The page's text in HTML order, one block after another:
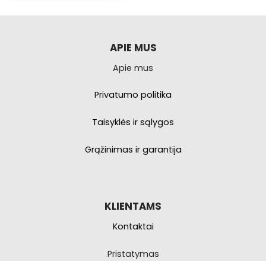
APIE MUS
Apie mus
Privatumo politika
Taisyklės ir sąlygos
Grąžinimas ir garantija
KLIENTAMS
Kontaktai
Pristatymas